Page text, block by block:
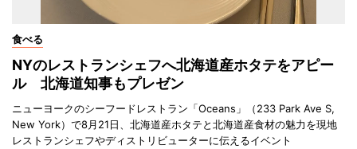
食べる
NYのレストランシェフへ北海道産ホタテをアピー
ル 北海道知事もプレゼン
ニューヨークのシーフードレストラン「Oceans」（233 Park Ave S,
New York）で8月21日、北海道産ホタテと北海道産食材の魅力を現地
レストランシェフやディストリビューターに伝えるイベント